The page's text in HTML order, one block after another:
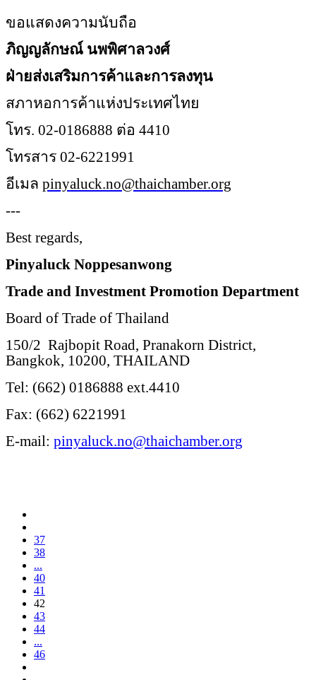
ขอแสดงความนับถือ
ภิญญลักษณ์ นพพิศาลวงศ์
ฝ่ายส่งเสริมการค้าและการลงทุน
สภาหอการค้าแห่งประเทศไทย
โทร. 02-0186888 ต่อ 4410
โทรสาร 02-6221991
อีเมล pinyaluck.no@thaichamber.org
---
Best regards,
Pinyaluck Noppesanwong
Trade and Investment Promotion Department
Board of Trade of Thailand
150/2 Rajbopit Road, Pranakorn District,
Bangkok, 10200, THAILAND
Tel: (662) 0186888 ext.4410
Fax: (662) 6221991
E-mail: pinyaluck.no@thaichamber.org
37
38
...
40
41
42
43
44
...
46